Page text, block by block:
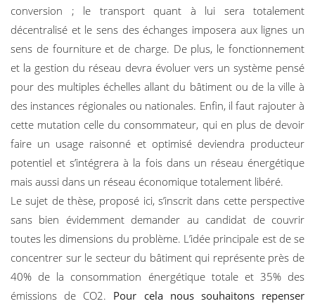
conversion ; le transport quant à lui sera totalement
décentralisé et le sens des échanges imposera aux lignes un
sens de fourniture et de charge. De plus, le fonctionnement
et la gestion du réseau devra évoluer vers un système pensé
pour des multiples échelles allant du bâtiment ou de la ville à
des instances régionales ou nationales. Enfin, il faut rajouter à
cette mutation celle du consommateur, qui en plus de devoir
faire un usage raisonné et optimisé deviendra producteur
potentiel et s’intégrera à la fois dans un réseau énergétique
mais aussi dans un réseau économique totalement libéré.
Le sujet de thèse, proposé ici, s’inscrit dans cette perspective
sans bien évidemment demander au candidat de couvrir
toutes les dimensions du problème. L’idée principale est de se
concentrer sur le secteur du bâtiment qui représente près de
40% de la consommation énergétique totale et 35% des
émissions de CO2. Pour cela nous souhaitons repenser